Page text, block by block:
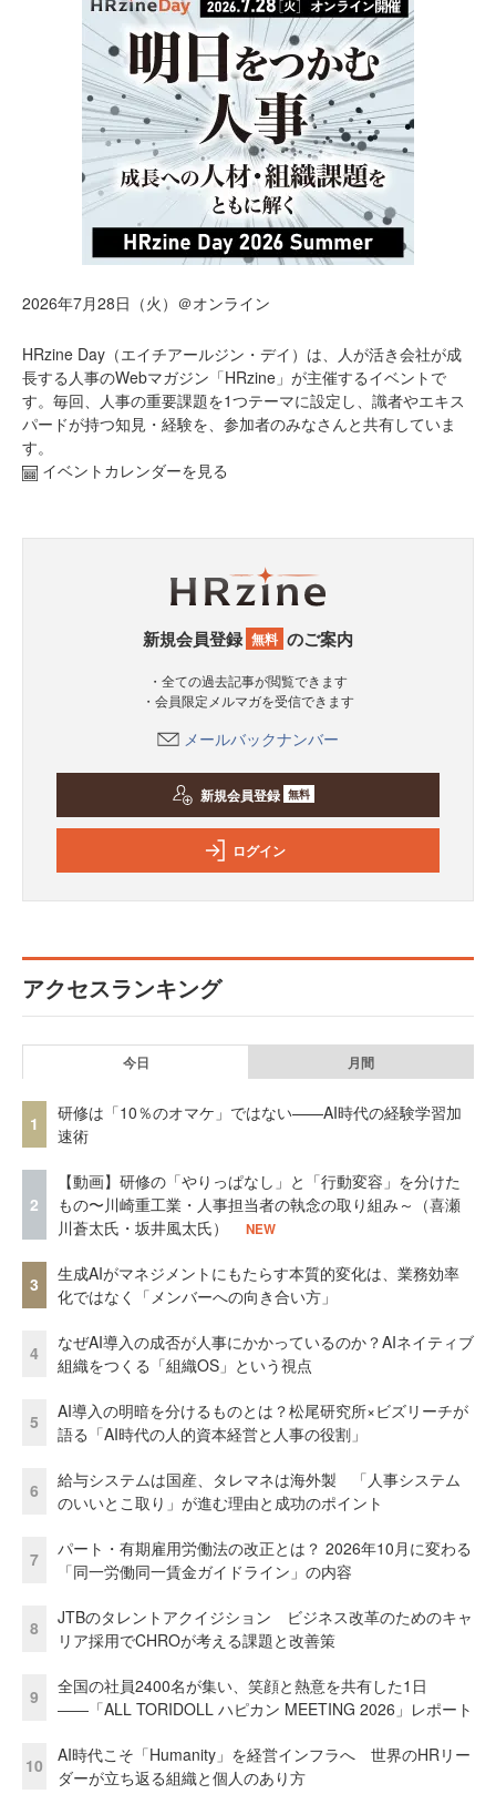
2026年7月28日（火）＠オンライン
HRzine Day（エイチアールジン・デイ）は、人が活き会社が成
長する人事のWebマガジン「HRzine」が主催するイベントで
す。毎回、人事の重要課題を1つテーマに設定し、識者やエキス
パードが持つ知見・経験を、参加者のみなさんと共有していま
す。
イベントカレンダーを見る
新規会員登録 無料 のご案内
・全ての過去記事が閲覧できます
・会員限定メルマガを受信できます
メールバックナンバー
新規会員登録 無料
ログイン
アクセスランキング
今日 月間
1
研修は「10％のオマケ」ではない——AI時代の経験学習加
速術
2
【動画】研修の「やりっぱなし」と「行動変容」を分けた
もの〜川崎重工業・人事担当者の執念の取り組み～（喜瀬
川蒼太氏・坂井風太氏）
NEW
3
生成AIがマネジメントにもたらす本質的変化は、業務効率
化ではなく「メンバーへの向き合い方」
4
なぜAI導入の成否が人事にかかっているのか？AIネイティブ
組織をつくる「組織OS」という視点
5
AI導入の明暗を分けるものとは？松尾研究所×ビズリーチが
語る「AI時代の人的資本経営と人事の役割」
6
給与システムは国産、タレマネは海外製 「人事システム
のいいとこ取り」が進む理由と成功のポイント
7
パート・有期雇用労働法の改正とは？ 2026年10月に変わる
「同一労働同一賃金ガイドライン」の内容
8
JTBのタレントアクイジション ビジネス改革のためのキャ
リア採用でCHROが考える課題と改善策
9
全国の社員2400名が集い、笑顔と熱意を共有した1日
――「ALL TORIDOLL ハピカン MEETING 2026」レポート
10
AI時代こそ「Humanity」を経営インフラへ 世界のHRリー
ダーが立ち返る組織と個人のあり方